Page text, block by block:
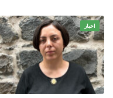
اخبار